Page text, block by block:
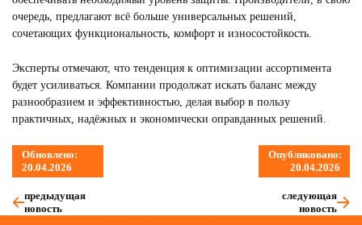
очередь, предлагают всё больше универсальных решений,
сочетающих функциональность, комфорт и износостойкость.
Эксперты отмечают, что тенденция к оптимизации ассортимента
будет усиливаться. Компании продолжат искать баланс между
разнообразием и эффективностью, делая выбор в пользу
практичных, надёжных и экономически оправданных решений.
Обновлено:
20.04.2026
Опубликовано:
20.04.2026
предыдущая
новость
следующая
новость